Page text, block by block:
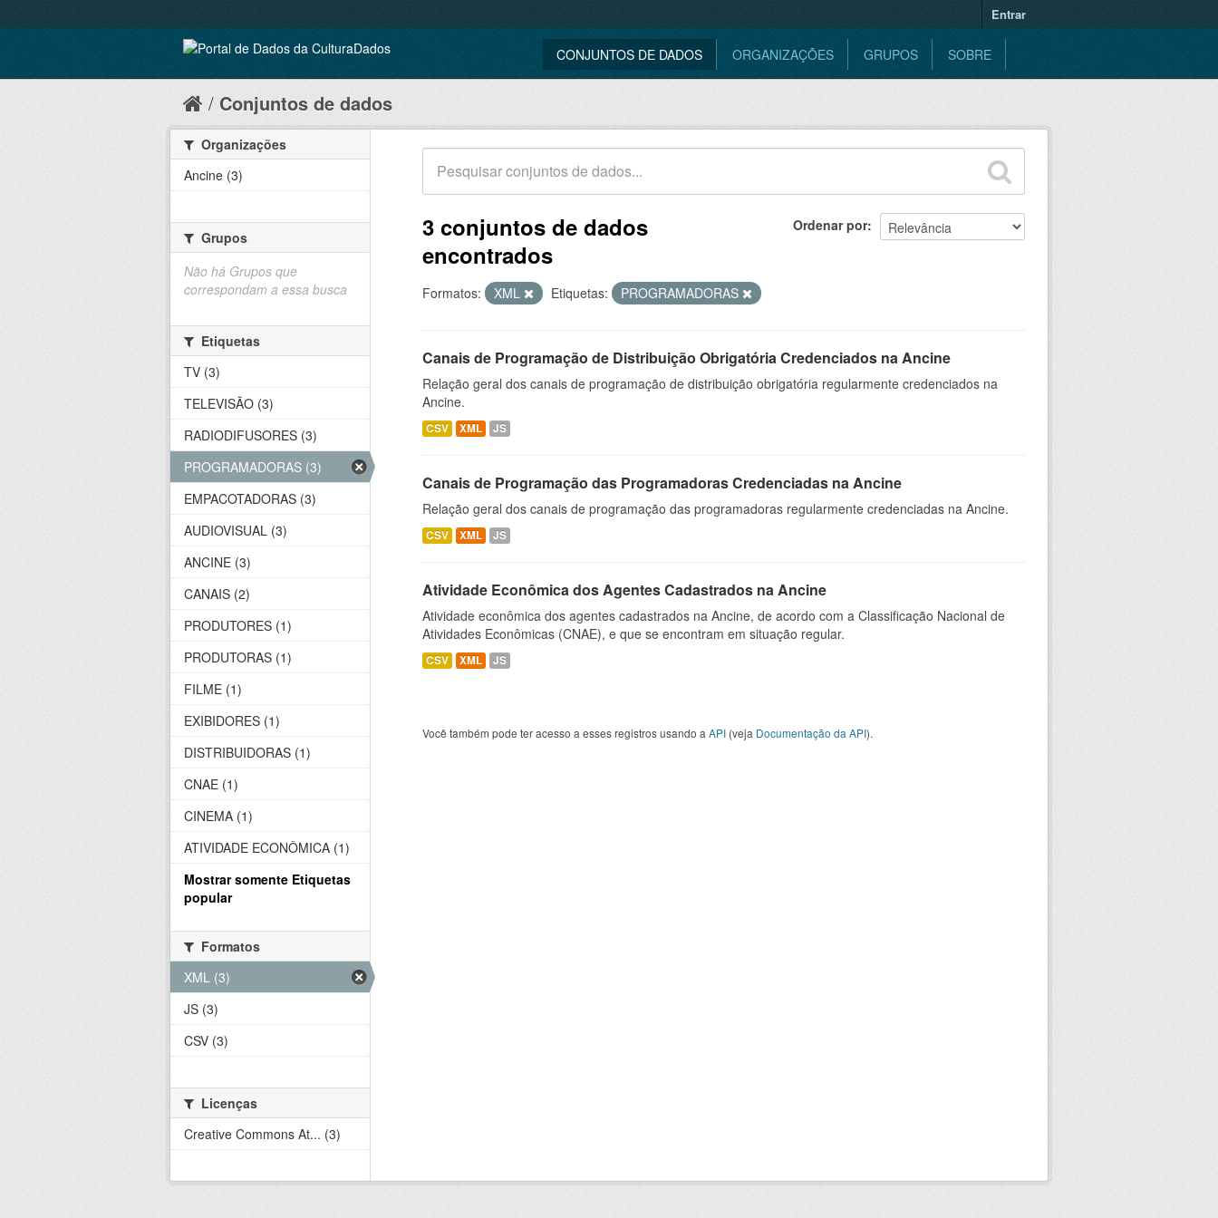
Entrar
CONJUNTOS DE DADOS ORGANIZAÇÕES GRUPOS SOBRE
Conjuntos de dados
Ordenar por
3 conjuntos de dados
encontrados
Formatos: XML Etiquetas: PROGRAMADORAS
Canais de Programação de Distribuição Obrigatória Credenciados na Ancine
Relação geral dos canais de programação de distribuição obrigatória regularmente credenciados na
Ancine.
CSV XML JS
Canais de Programação das Programadoras Credenciadas na Ancine
Relação geral dos canais de programação das programadoras regularmente credenciadas na Ancine.
CSV XML JS
Atividade Econômica dos Agentes Cadastrados na Ancine
Atividade econômica dos agentes cadastrados na Ancine, de acordo com a Classificação Nacional de
Atividades Econômicas (CNAE), e que se encontram em situação regular.
CSV XML JS
Você também pode ter acesso a esses registros usando a API (veja Documentação da API).
Organizações
Ancine (3)
Grupos
Não há Grupos que
correspondam a essa busca
Etiquetas
TV (3)
TELEVISÃO (3)
RADIODIFUSORES (3)
PROGRAMADORAS (3)
EMPACOTADORAS (3)
AUDIOVISUAL (3)
ANCINE (3)
CANAIS (2)
PRODUTORES (1)
PRODUTORAS (1)
FILME (1)
EXIBIDORES (1)
DISTRIBUIDORAS (1)
CNAE (1)
CINEMA (1)
ATIVIDADE ECONÔMICA (1)
Mostrar somente Etiquetas
popular
Formatos
XML (3)
JS (3)
CSV (3)
Licenças
Creative Commons At... (3)